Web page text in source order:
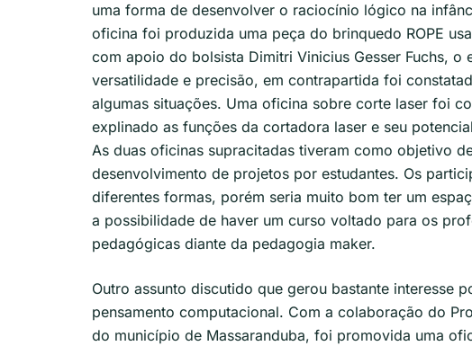
uma forma de desenvolver o raciocínio lógico na
oficina foi produzida uma peça do brinquedo ROPE
com apoio do bolsista Dimitri Vinicius Gesser Fuchs, o
versatilidade e precisão, em contrapartida foi
algumas situações. Uma oficina sobre corte laser foi
explinado as funções da cortadora laser e seu
As duas oficinas supracitadas tiveram como objetivo
desenvolvimento de projetos por estudantes. Os
diferentes formas, porém seria muito bom ter um
a possibilidade de haver um curso voltado para os
pedagógicas diante da pedagogia maker.
Outro assunto discutido que gerou bastante interesse
pensamento computacional. Com a colaboração do
do município de Massaranduba, foi promovida uma